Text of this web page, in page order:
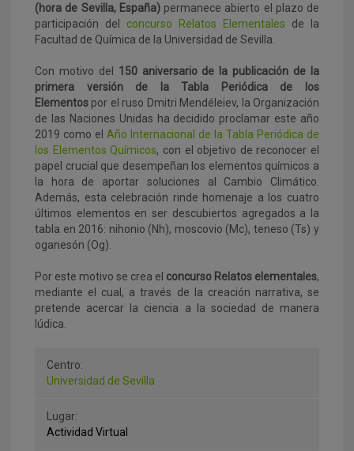
(hora de Sevilla, España)permanece abierto el plazo de
participación del concurso Relatos Elementales de la
Facultad de Química de la Universidad de Sevilla.
Con motivo del 150 aniversario de la publicación de la
primera versión de la Tabla Periódica de los
Elementos por el ruso Dmitri Mendéleiev, la Organización
de las Naciones Unidas ha decidido proclamar este año
2019 como el Año Internacional de la Tabla Periódica de
los Elementos Químicos, con el objetivo de reconocer el
papel crucial que desempeñan los elementos químicos a
la hora de aportar soluciones al Cambio Climático.
Además, esta celebración rinde homenaje a los cuatro
últimos elementos en ser descubiertos agregados a la
tabla en 2016: nihonio (Nh), moscovio (Mc), teneso (Ts) y
oganesón (Og).
Por este motivo se crea el concurso Relatos elementales,
mediante el cual, a través de la creación narrativa, se
pretende acercar la ciencia a la sociedad de manera
lúdica.
Centro:
Universidad de Sevilla
Lugar:
Actividad Virtual